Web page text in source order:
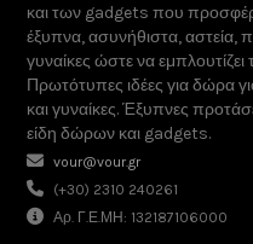
και των gadgets που
έξυπνα, ασυνήθιστα, αστεία,
γυναίκες ώστε να
Πρωτότυπες ιδέες για δώρα
και γυναίκες. Έξυπνες
είδη δώρων και gadgets.
vour@vour.gr
(+30) 2310 240261
Αρ. Γ.Ε.ΜΗ: 132187106000